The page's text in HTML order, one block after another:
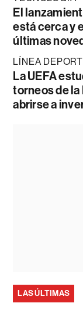
El
está cerca y
últimas
LÍNEA
La UEFA
torneos de la
abrirse a
LAS ÚLTIMAS